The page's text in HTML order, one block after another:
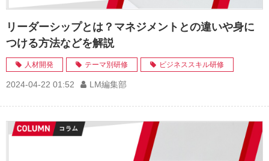
リーダーシップとは？マネジメントとの違いや身に
つける方法などを解説
人材開発 テーマ別研修 ビジネススキル研修
2024-04-22 01:52 LM編集部